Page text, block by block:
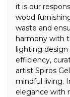
it is our
wood
waste and
harmony with
lighting
efficiency,
artist Spiros
mindful living.
elegance with